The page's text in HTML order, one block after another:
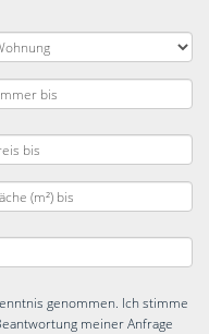
genommen. Ich stimme
meiner Anfrage